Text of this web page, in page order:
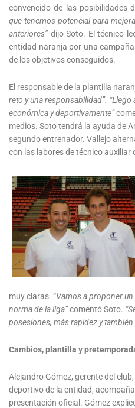
convencido de las posibilidades
que tenemos potencial para
anteriores” dijo Soto. El técnico
entidad naranja por una
de los objetivos conseguidos.
El responsable de la plantilla
reto y una responsabilidad”.
económica y deportivamente”
medios. Soto tendrá la ayuda de
segundo entrenador. Vallejo
con las labores de técnico auxiliar
muy claras. “Vamos a proponer
norma de la liga”comentó Soto.
posesiones, más rapidez y también
Cambios, plantilla y
Alejandro Gómez, gerente del
deportivo de la entidad,
presentación oficial. Gómez